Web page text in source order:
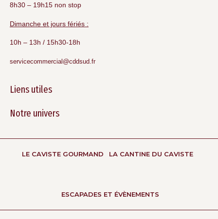
8h30 – 19h15 non stop
Dimanche et jours fériés :
10h – 13h / 15h30-18h
servicecommercial@cddsud.fr
Liens utiles
Notre univers
LE CAVISTE GOURMAND LA CANTINE DU CAVISTE
ESCAPADES ET ÉVÈNEMENTS